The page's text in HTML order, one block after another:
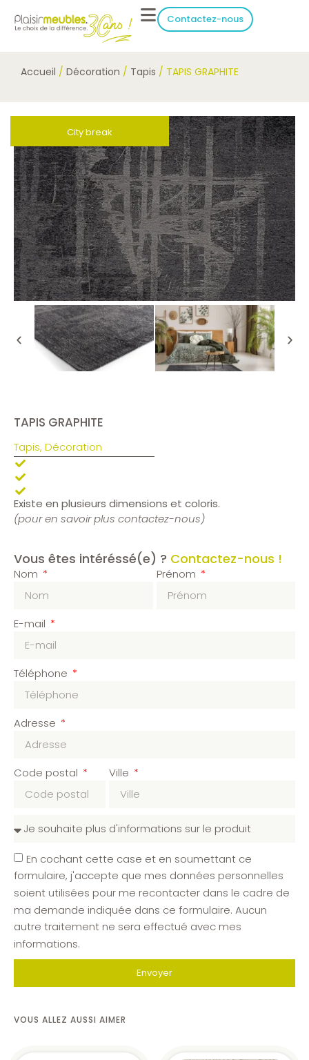
Contactez-nous
Accueil / Décoration / Tapis / TAPIS GRAPHITE
City break
TAPIS GRAPHITE
Tapis, Décoration
Existe en plusieurs dimensions et coloris.
(pour en savoir plus contactez-nous)
Vous êtes intéréssé(e) ? Contactez-nous !
Nom Prénom
E-mail
Téléphone
Adresse
Code postal Ville
En cochant cette case et en soumettant ce
formulaire, j'accepte que mes données personnelles
soient utilisées pour me recontacter dans le cadre de
ma demande indiquée dans ce formulaire. Aucun
autre traitement ne sera effectué avec mes
informations.
Envoyer
VOUS ALLEZ AUSSI AIMER